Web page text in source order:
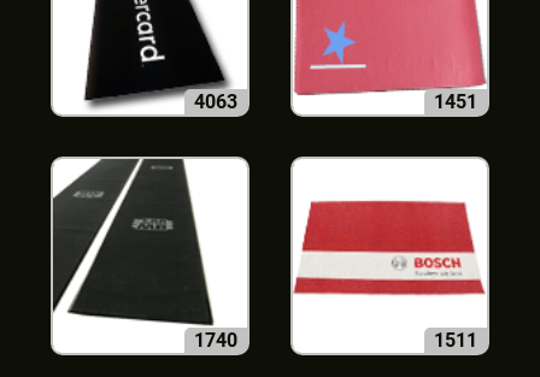
4063 1451
1740 1511